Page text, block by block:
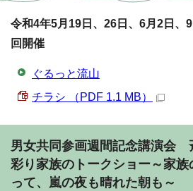
令和4年5月19日、26日、6月2日、
回開催
ぐるっと流山
チラシ （PDF 1.1 MB）
男女共同参画週間記念講演会
彩り家族のトークショー～家
って、嵐の夜も晴れた朝も～